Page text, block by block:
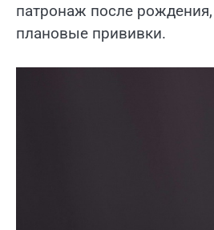
патронаж после
плановые прививки.